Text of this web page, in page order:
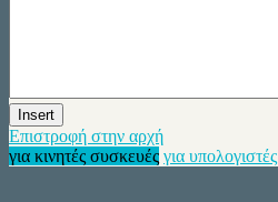
Insert
Επιστροφή στην αρχή
για κινητές συσκευές για υπολογιστές